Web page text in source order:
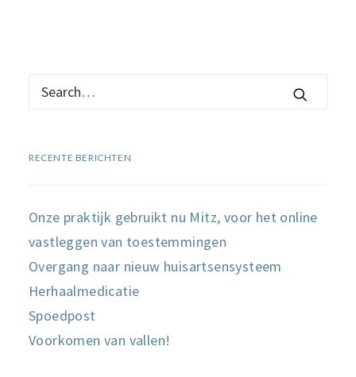
RECENTE BERICHTEN
Onze praktijk gebruikt nu Mitz, voor het online
vastleggen van toestemmingen
Overgang naar nieuw huisartsensysteem
Herhaalmedicatie
Spoedpost
Voorkomen van vallen!